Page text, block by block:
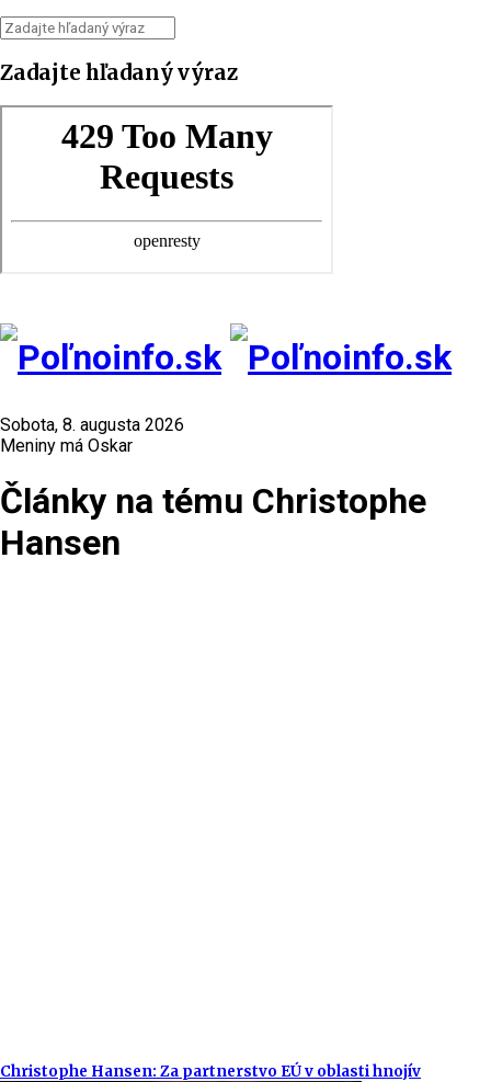
Zadajte hľadaný výraz
Sobota, 8. augusta 2026
Meniny má Oskar
Články na tému Christophe
Hansen
Christophe Hansen: Za partnerstvo EÚ v oblasti hnojív